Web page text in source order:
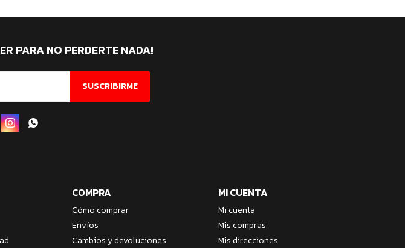
COMPRA
Cómo comprar
Envíos
Cambios y devoluciones
MI CUENTA
Mi cuenta
Mis compras
Mis direcciones
PARA NO PERDERTE NADA!
SUSCRIBIRME
 